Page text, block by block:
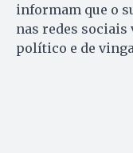
informam que o
nas redes sociais
político e de